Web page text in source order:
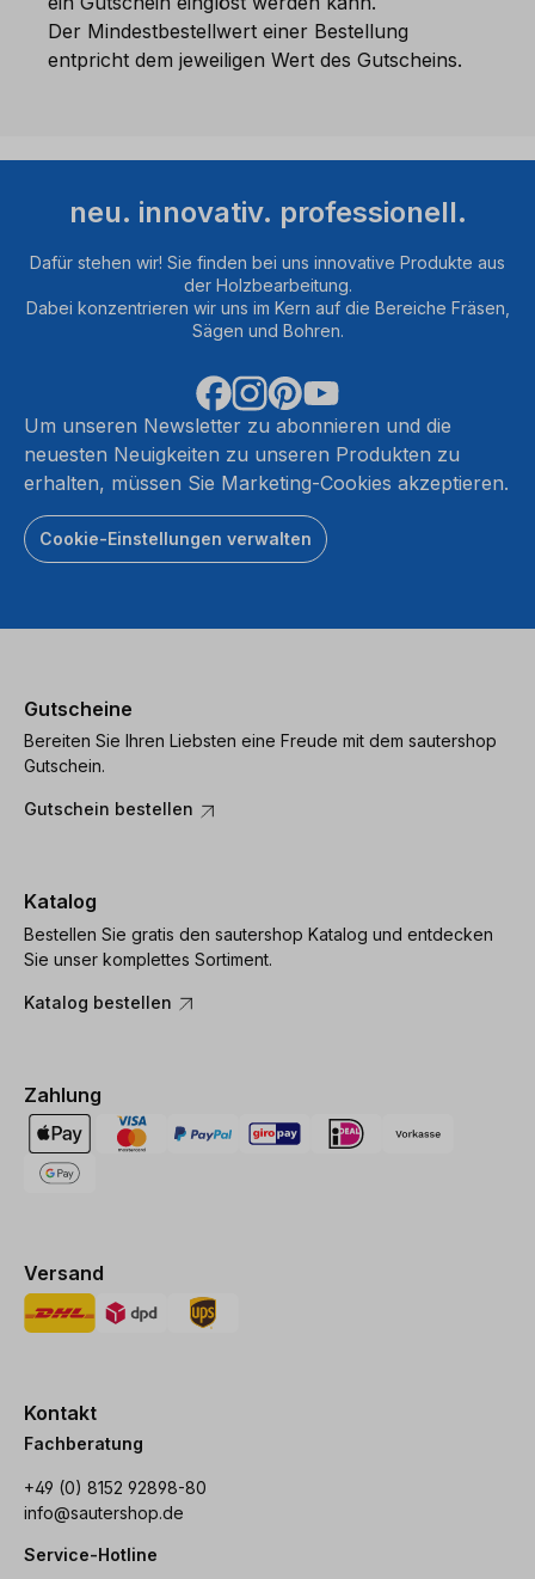
Der Mindestbestellwert einer Bestellung
entpricht dem jeweiligen Wert des Gutscheins.
neu. innovativ. professionell.
Dafür stehen wir! Sie finden bei uns innovative Produkte aus
der Holzbearbeitung.
Dabei konzentrieren wir uns im Kern auf die Bereiche Fräsen,
Sägen und Bohren.
Um unseren Newsletter zu abonnieren und die
neuesten Neuigkeiten zu unseren Produkten zu
erhalten, müssen Sie Marketing-Cookies akzeptieren.
Cookie-Einstellungen verwalten
Gutscheine
Bereiten Sie Ihren Liebsten eine Freude mit dem sautershop
Gutschein.
Gutschein bestellen
Katalog
Bestellen Sie gratis den sautershop Katalog und entdecken
Sie unser komplettes Sortiment.
Katalog bestellen
Zahlung
Versand
Kontakt
Fachberatung
+49 (0) 8152 92898-80
info@sautershop.de
Service-Hotline